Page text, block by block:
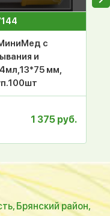
с
и
мм,
1 375 руб.
Брянский район,